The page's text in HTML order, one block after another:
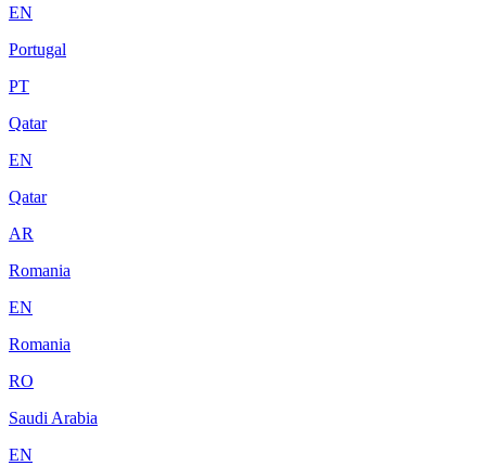
EN
Portugal
PT
Qatar
EN
Qatar
AR
Romania
EN
Romania
RO
Saudi Arabia
EN